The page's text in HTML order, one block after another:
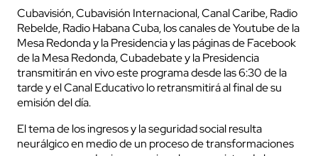
Cubavisión, Cubavisión Internacional, Canal Caribe, Radio
Rebelde, Radio Habana Cuba, los canales de Youtube de la
Mesa Redonda y la Presidencia y las páginas de Facebook
de la Mesa Redonda, Cubadebate y la Presidencia
transmitirán en vivo este programa desde las 6:30 de la
tarde y el Canal Educativo lo retransmitirá al final de su
emisión del día.
El tema de los ingresos y la seguridad social resulta
neurálgico en medio de un proceso de transformaciones